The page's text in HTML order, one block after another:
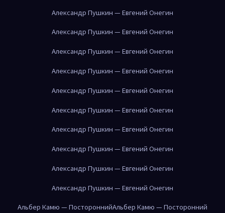
Александр Пушкин — Евгений Онегин
Александр Пушкин — Евгений Онегин
Александр Пушкин — Евгений Онегин
Александр Пушкин — Евгений Онегин
Александр Пушкин — Евгений Онегин
Александр Пушкин — Евгений Онегин
Александр Пушкин — Евгений Онегин
Александр Пушкин — Евгений Онегин
Александр Пушкин — Евгений Онегин
Александр Пушкин — Евгений Онегин
Альбер Камю — ПостороннийАльбер Камю — Посторонний